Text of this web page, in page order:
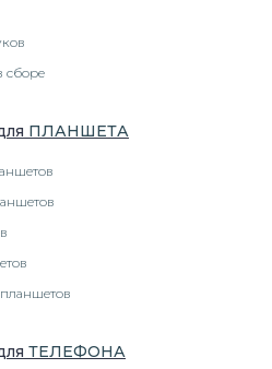
сборе
ПЛАНШЕТА
ТЕЛЕФОНА